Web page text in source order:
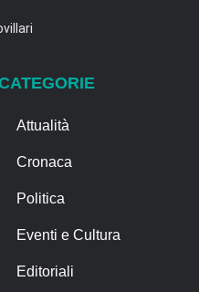
Attualità
Cronaca
Politica
Eventi e Cultura
Editoriali